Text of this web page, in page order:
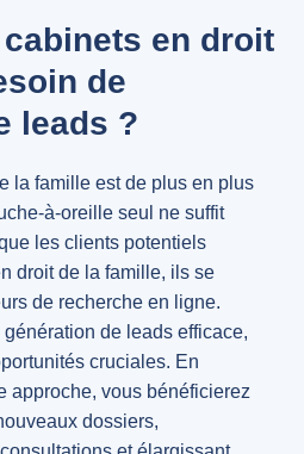
en droit
de
leads ?
la famille est de plus en plus
à-oreille seul ne suffit
les clients potentiels
droit de la famille, ils se
de recherche en ligne.
de leads efficace,
cruciales. En
approche, vous bénéficierez
dossiers,